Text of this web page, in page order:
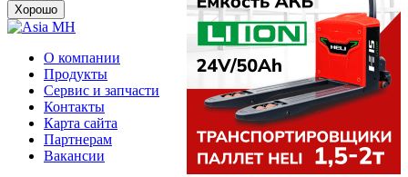
Хорошо
О компании
Продукты
Сервис и запчасти
Контакты
Карта сайта
Партнерам
Вакансии